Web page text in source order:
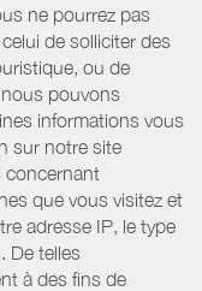
ne pourrez pas
de solliciter des
ou de
nous pouvons
informations vous
sur notre site
concernant
que vous visitez et
adresse IP, le type
De telles
à des fins de